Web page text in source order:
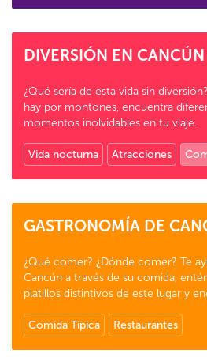
DIVERSIÓN EN CANCÚN
¿Qué sería de esta vida sin
hay por montones, encuentra
momentos inolvidables en tu viaje.
Vida nocturna Atracciones
GASTRONOMÍA DE
¿Qué comer? ¿Dónde comer? Te
Cancún a través de su comida,
platillos distintivos de este lugar y
Comida Típica Restaurantes